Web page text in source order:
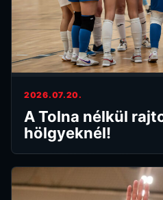
2026.07.20.
A Tolna nélkül
hölgyeknél!